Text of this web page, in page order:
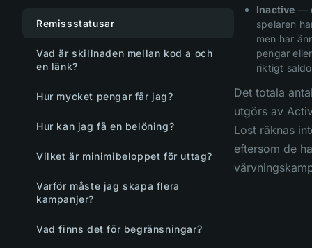
Remissstatusar
Vad är skillnaden mellan kod a och
en länk?
Hur mycket pengar får jag?
Hur kan jag få en belöning?
Vilket är minimibeloppet för uttag?
Varför måste jag skapa flera
kampanjer?
Vad finns det för begränsningar?
Inactive —
spelaren
men har
pengar
riktigt
Det totala
utgörs av
Lost räknas
eftersom de